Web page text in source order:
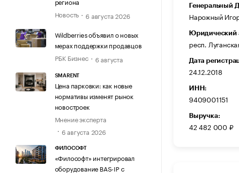
Новость
6 августа 2026
Wildberries объявил о новых
мерах поддержки продавцов
РБК Бизнес
6 августа
SMARENT
Цена парковки: как новые
нормативы изменят рынок
новостроек
Мнение эксперта
6 августа 2026
ФИЛОСОФТ
«Философт» интегрировал
оборудование BAS-IP с
Генеральный
Нарожный
Юридический
респ.
Дата
24.12.2018
ИНН:
9409001151
Выручка:
42 482 000 ₽